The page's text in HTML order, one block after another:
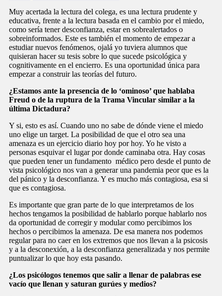
Muy acertada la lectura del colega, es una lectura prudente y
educativa, frente a la lectura basada en el cambio por el miedo,
como sería tener desconfianza, estar en sobrealertados o
sobreinformados. Este es también el momento de empezar a
estudiar nuevos fenómenos, ojalá yo tuviera alumnos que
quisieran hacer su tesis sobre lo que sucede psicológica y
cognitivamente en el encierro. Es una oportunidad única para
empezar a construir las teorías del futuro.
¿Estamos ante la presencia de lo ‘ominoso’ que hablaba
Freud o de la ruptura de la Trama Vincular similar a la
última Dictadura?
Y si, esto es así. Cuando uno no sabe de dónde viene el miedo
uno elige un target. La posibilidad de que el otro sea una
amenaza es un ejercicio diario hoy por hoy. Yo he visto a
personas esquivar el lugar por donde caminaba otra. Hay cosas
que pueden tener un fundamento médico pero desde el punto de
vista psicológico nos van a generar una pandemia peor que es la
del pánico y la desconfianza. Y es mucho más contagiosa, esa si
que es contagiosa.
Es importante que gran parte de lo que interpretamos de los
hechos tengamos la posibilidad de hablarlo porque hablarlo nos
da oportunidad de corregir y modular como percibimos los
hechos o percibimos la amenaza. De esa manera nos podemos
regular para no caer en los extremos que nos llevan a la psicosis
y a la desconexión, a la desconfianza generalizada y nos permite
puntualizar lo que hoy esta pasando.
¿Los psicólogos tenemos que salir a llenar de palabras ese
vacío que llenan y saturan gurúes y medios?